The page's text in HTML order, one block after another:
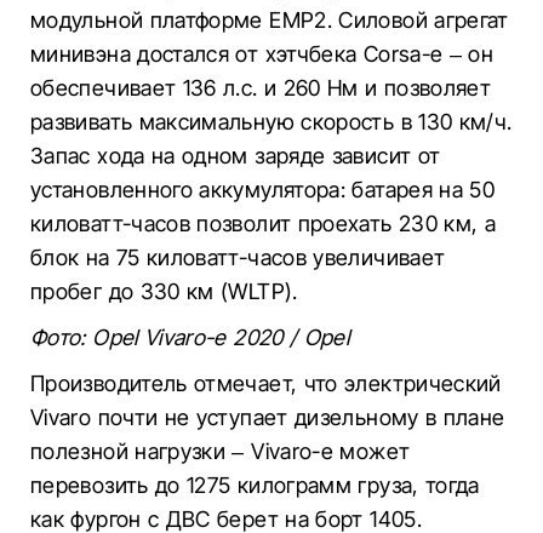
модульной платформе EMP2. Силовой агрегат
минивэна достался от хэтчбека Corsa-e – он
обеспечивает 136 л.с. и 260 Нм и позволяет
развивать максимальную скорость в 130 км/ч.
Запас хода на одном заряде зависит от
установленного аккумулятора: батарея на 50
киловатт-часов позволит проехать 230 км, а
блок на 75 киловатт-часов увеличивает
пробег до 330 км (WLTP).
Фото: Opel Vivaro-e 2020 / Opel
Производитель отмечает, что электрический
Vivaro почти не уступает дизельному в плане
полезной нагрузки – Vivaro-e может
перевозить до 1275 килограмм груза, тогда
как фургон с ДВС берет на борт 1405.